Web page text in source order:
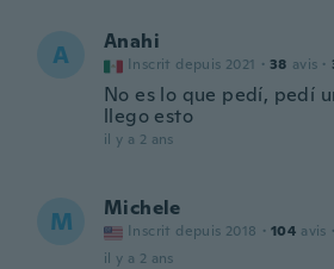
A Anahi
Inscrit depuis 2021 · 38 avis ·
No es lo que pedí, pedí
llego esto
il y a 2 ans
M Michele
Inscrit depuis 2018 · 104 avis ·
il y a 2 ans